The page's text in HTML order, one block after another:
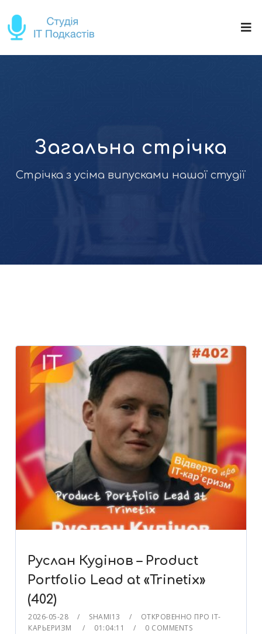
Загальна стрічка
Стрічка з усіма випусками нашої студії
Руслан Кудінов – Product
Portfolio Lead at «Trinetix»
(402)
2026-05-28 SHAMI13
ОТКРОВЕННО ПРО IT-
КАРЬЕРИЗМ
01:04:11 0 COMMENTS